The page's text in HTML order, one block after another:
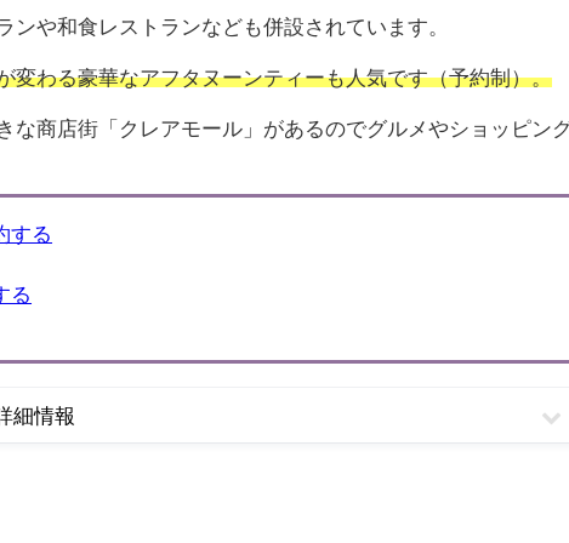
ンや和食レストランなども併設されています。
変わる豪華なアフタヌーンティーも人気です（予約制）。
な商店街「クレアモール」があるのでグルメやショッピン
する
る
細情報